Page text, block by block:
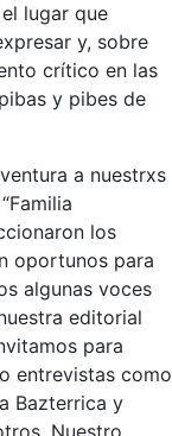
lugar que
y, sobre
crítico en las
y pibes de
a nuestrxs
los
oportunos para
algunas voces
editorial
para
entrevistas como
Bazterrica y